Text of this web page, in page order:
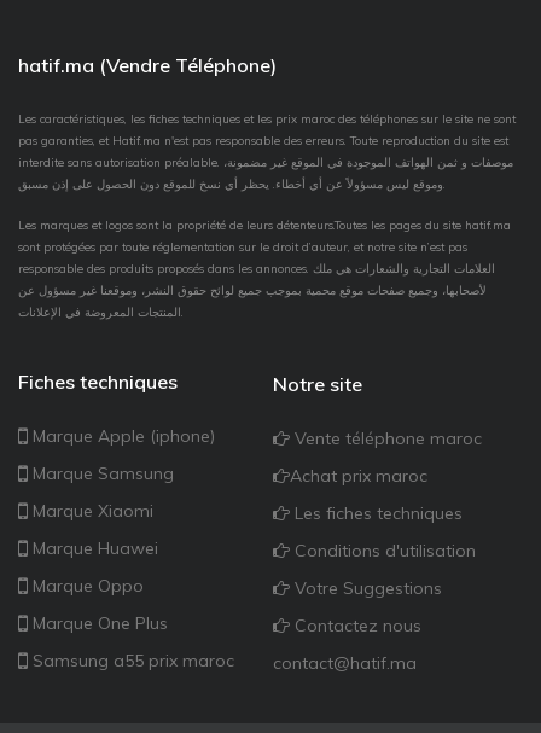
hatif.ma (Vendre Téléphone)
Les caractéristiques, les fiches techniques et les prix maroc des téléphones sur le site ne sont
pas garanties, et Hatif.ma n'est pas responsable des erreurs. Toute reproduction du site est
interdite sans autorisation préalable. موصفات و ثمن الهواتف الموجودة في الموقع غير مضمونة،
Les marques et logos sont la propriété de leurs détenteurs.Toutes les pages du site hatif.ma
sont protégées par toute réglementation sur le droit d’auteur, et notre site n’est pas
responsable des produits proposés dans les annonces. العلامات التجارية والشعارات هي ملك
لأصحابها، وجميع صفحات موقع محمية بموجب جميع لوائح حقوق النشر، وموقعنا غير مسؤول عن
Fiches techniques
Marque Apple (iphone)
Marque Samsung
Marque Xiaomi
Marque Huawei
Marque Oppo
Marque One Plus
Samsung a55 prix maroc
Notre site
Vente téléphone maroc
Achat prix maroc
Les fiches techniques
Conditions d'utilisation
Votre Suggestions
Contactez nous
contact@hatif.ma